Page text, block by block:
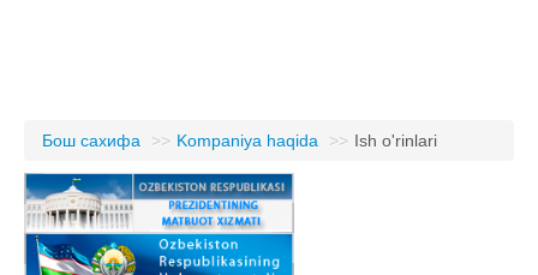
Бош сахифа >> Kompaniya haqida >> Ish o'rinlari